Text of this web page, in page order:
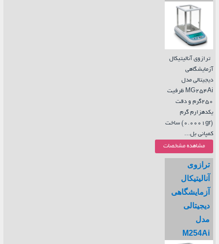
ترازوی آنالیتیکال
آزمایشگاهی
دیجیتالی مدل
MG254Ai ظرفیت
250گرم و دقت
یکدهزارم گرم
(0.0001gr) ساخت
کمپانی بل...
مشاهده مشخصات
ترازوی
آنالیتیکال
آزمایشگاهی
دیجیتالی
مدل
M254Ai